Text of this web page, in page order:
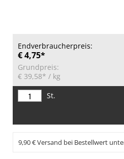
Endverbraucherpreis:
€ 4,75*
Grundpreis:
€ 39,58* / kg
St.
9,90 € Versand bei Bestellwert